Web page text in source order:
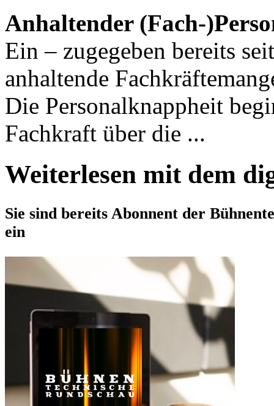
Anhaltender (Fach-
Ein – zugegeben bereits
anhaltende
Die Personalknappheit
Fachkraft über die ...
Weiterlesen mit dem
Sie sind bereits Abonnent der
ein